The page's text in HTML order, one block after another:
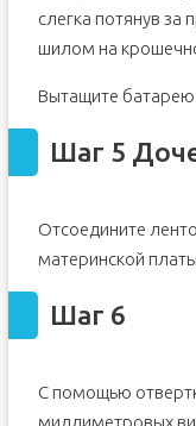
слегка потянув
шилом на
Вытащите батарею
Шаг 5
Отсоедините
материнской
Шаг 6
С помощью
миллиметровых